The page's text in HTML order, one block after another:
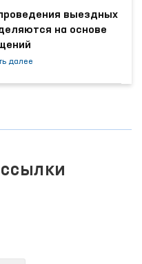
выездных
на основе
далее